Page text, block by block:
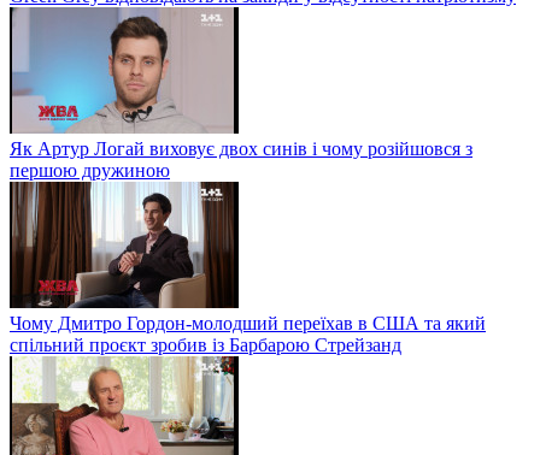
Як Артур Логай виховує двох синів і чому розійшовся з
першою дружиною
Чому Дмитро Гордон-молодший переїхав в США та який
спільний проєкт зробив із Барбарою Стрейзанд